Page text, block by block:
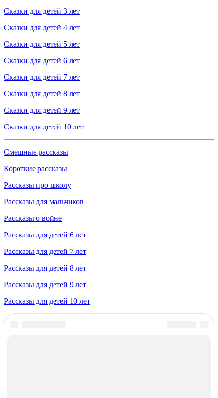
Сказки для детей 3 лет
Сказки для детей 4 лет
Сказки для детей 5 лет
Сказки для детей 6 лет
Сказки для детей 7 лет
Сказки для детей 8 лет
Сказки для детей 9 лет
Сказки для детей 10 лет
Смешные рассказы
Короткие рассказы
Рассказы про школу
Рассказы для мальчиков
Рассказы о войне
Рассказы для детей 6 лет
Рассказы для детей 7 лет
Рассказы для детей 8 лет
Рассказы для детей 9 лет
Рассказы для детей 10 лет